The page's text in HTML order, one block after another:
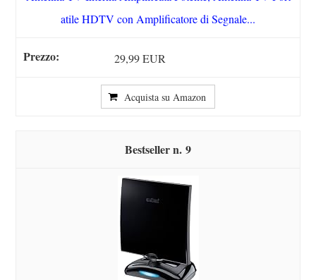
atile HDTV con Amplificatore di Segnale...
29,99 EUR
Acquista su Amazon
9